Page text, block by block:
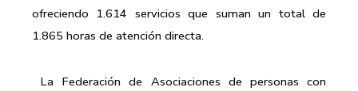
ofreciendo 1.614 servicios que suman un total de
1.865 horas de atención directa.
La Federación de Asociaciones de personas con